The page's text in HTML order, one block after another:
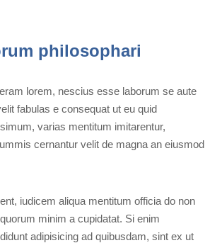
philosophari
lorem, nescius esse laborum se aute
fabulas e consequat ut eu quid
varias mentitum imitarentur,
cernantur velit de magna an eiusmod
iudicem aliqua mentitum officia do non
minim a cupidatat. Si enim
adipisicing ad quibusdam, sint ex ut